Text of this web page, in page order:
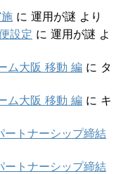
に 運用が謎 より
設定 に 運用が謎 よ
ム大阪 移動 編 に タ
ム大阪 移動 編 に キ
トナーシップ締結
トナーシップ締結